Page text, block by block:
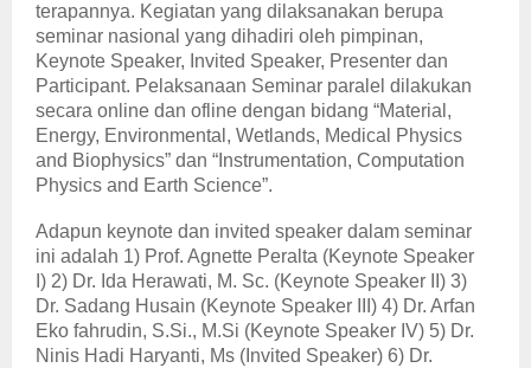
terapannya. Kegiatan yang dilaksanakan berupa
seminar nasional yang dihadiri oleh pimpinan,
Keynote Speaker, Invited Speaker, Presenter dan
Participant. Pelaksanaan Seminar paralel dilakukan
secara online dan ofline dengan bidang “Material,
Energy, Environmental, Wetlands, Medical Physics
and Biophysics” dan “Instrumentation, Computation
Physics and Earth Science”.
Adapun keynote dan invited speaker dalam seminar
ini adalah 1) Prof. Agnette Peralta (Keynote Speaker
I) 2) Dr. Ida Herawati, M. Sc. (Keynote Speaker II) 3)
Dr. Sadang Husain (Keynote Speaker III) 4) Dr. Arfan
Eko fahrudin, S.Si., M.Si (Keynote Speaker IV) 5) Dr.
Ninis Hadi Haryanti, Ms (Invited Speaker) 6) Dr.